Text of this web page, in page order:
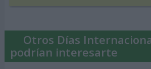
Otros Días
podrían interesarte